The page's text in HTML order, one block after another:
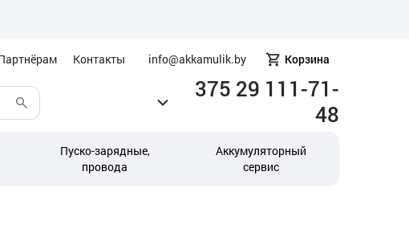
Контакты info@akkamulik.by Корзина
375 29 111-71-
48
Пуско-зарядные,
провода
Аккумуляторный
сервис